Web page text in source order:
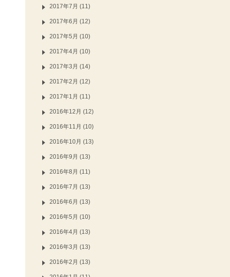
2017年7月 (11)
2017年6月 (12)
2017年5月 (10)
2017年4月 (10)
2017年3月 (14)
2017年2月 (12)
2017年1月 (11)
2016年12月 (12)
2016年11月 (10)
2016年10月 (13)
2016年9月 (13)
2016年8月 (11)
2016年7月 (13)
2016年6月 (13)
2016年5月 (10)
2016年4月 (13)
2016年3月 (13)
2016年2月 (13)